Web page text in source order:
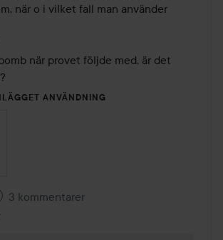
när o i vilket fall man använder
när provet följde med, är det
ANVÄNDNING
3 kommentarer